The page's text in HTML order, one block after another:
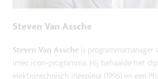
Steven Van Assche
Steven Van Assche is programmamanager
imec.icon-programma. Hij behaalde het
elektrotechnisch ingenieur (1996) en een